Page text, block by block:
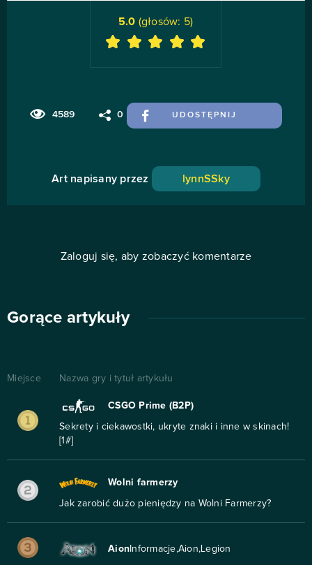
4589 0 UDOSTĘPNIJ
5.0 (głosów: 5)
Art napisany przez lynnSSky
Zaloguj się, aby zobaczyć komentarze
Gorące artykuły
Miejsce Nazwa gry i tytuł artykułu
CSGO Prime (B2P)
Sekrety i ciekawostki, ukryte znaki i inne w skinach!
[1#]
Wolni farmerzy
Jak zarobić dużo pieniędzy na Wolni Farmerzy?
Aion Informacje,Aion,Legion